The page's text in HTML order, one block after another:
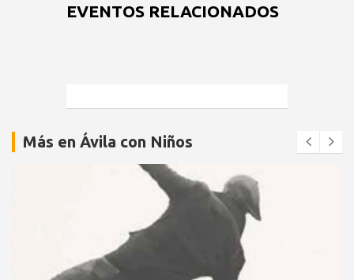
EVENTOS RELACIONADOS
Más en Ávila con Niños